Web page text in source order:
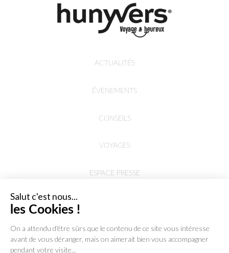
ACTUALITÉS
ÉVENEMENTS
CONSEILS
VOYAGES
ESPACE PRESSE
Salut c'est nous...
les Cookies !
On a attendu d'être sûrs que le contenu de
ce site vous intéresse avant de vous déranger, mais on aimerait bien
vous accompagner pendant votre visite...